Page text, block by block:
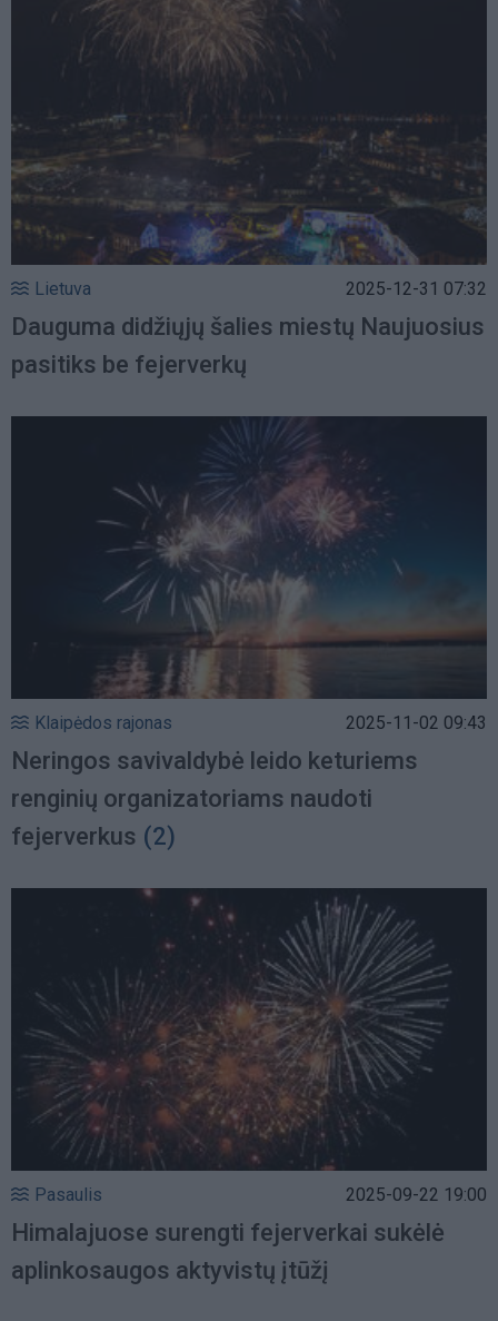
Lietuva 2025-12-31 07:32
Dauguma didžiųjų šalies miestų Naujuosius
pasitiks be fejerverkų
Klaipėdos rajonas 2025-11-02 09:43
Neringos savivaldybė leido keturiems
renginių organizatoriams naudoti
fejerverkus (2)
Pasaulis 2025-09-22 19:00
Himalajuose surengti fejerverkai sukėlė
aplinkosaugos aktyvistų įtūžį